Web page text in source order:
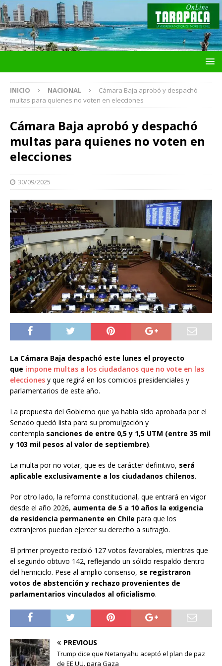
INICIO NACIONAL
Cámara Baja aprobó y despachó
multas para quienes no voten en elecciones
Cámara Baja aprobó y despachó
multas para quienes no voten en
elecciones
30/09/2025
La Cámara Baja despachó este lunes el proyecto
que impone multas a los ciudadanos que no vote en las
elecciones y que regirá en los comicios presidenciales y
parlamentarios de este año.
La propuesta del Gobierno que ya había sido aprobada por el
Senado quedó lista para su promulgación y
contempla sanciones de entre 0,5 y 1,5 UTM (entre 35 mil
y 103 mil pesos al valor de septiembre).
La multa por no votar, que es de carácter definitivo, será
aplicable exclusivamente a los ciudadanos chilenos.
Por otro lado, la reforma constitucional, que entrará en vigor
desde el año 2026, aumenta de 5 a 10 años la exigencia
de residencia permanente en Chile para que los
extranjeros puedan ejercer su derecho a sufragio.
El primer proyecto recibió 127 votos favorables, mientras que
el segundo obtuvo 142, reflejando un sólido respaldo dentro
del hemiciclo. Pese al amplio consenso, se registraron
votos de abstención y rechazo provenientes de
parlamentarios vinculados al oficialismo.
PREVIOUS
Trump dice que Netanyahu aceptó el plan de paz
de EE.UU. para Gaza